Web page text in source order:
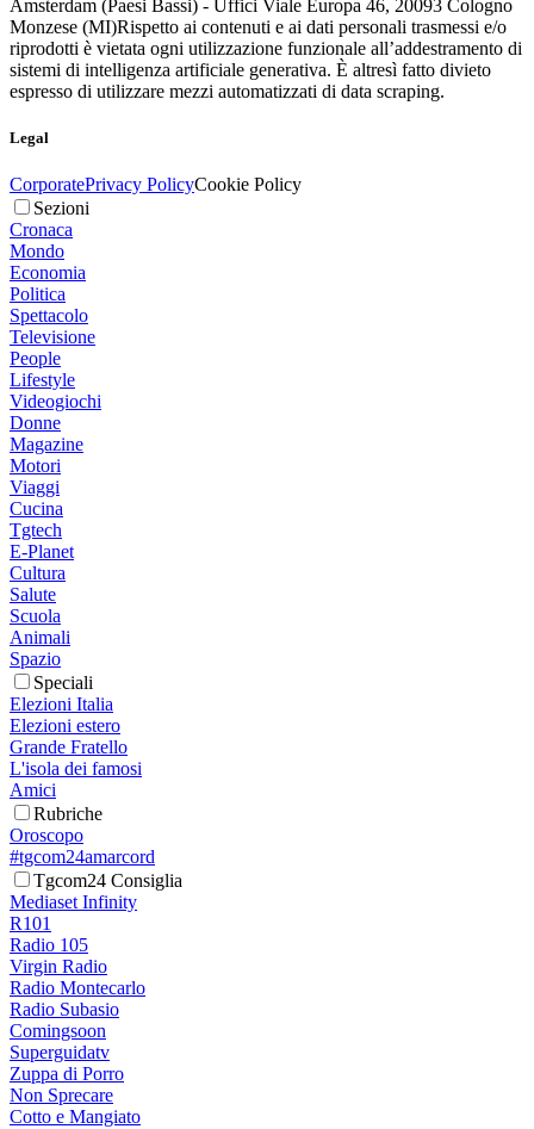
Amsterdam (Paesi Bassi) - Uffici Viale Europa 46, 20093 Cologno
Monzese (MI)Rispetto ai contenuti e ai dati personali trasmessi e/o
riprodotti è vietata ogni utilizzazione funzionale all’addestramento di
sistemi di intelligenza artificiale generativa. È altresì fatto divieto
espresso di utilizzare mezzi automatizzati di data scraping.
Legal
CorporatePrivacy PolicyCookie Policy
Sezioni
Cronaca
Mondo
Economia
Politica
Spettacolo
Televisione
People
Lifestyle
Videogiochi
Donne
Magazine
Motori
Viaggi
Cucina
Tgtech
E-Planet
Cultura
Salute
Scuola
Animali
Spazio
Speciali
Elezioni Italia
Elezioni estero
Grande Fratello
L'isola dei famosi
Amici
Rubriche
Oroscopo
#tgcom24amarcord
Tgcom24 Consiglia
Mediaset Infinity
R101
Radio 105
Virgin Radio
Radio Montecarlo
Radio Subasio
Comingsoon
Superguidatv
Zuppa di Porro
Non Sprecare
Cotto e Mangiato